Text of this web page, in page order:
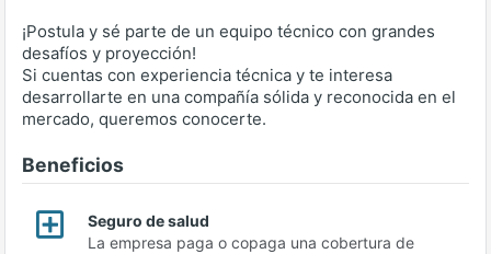
¡Postula y sé parte de un equipo técnico con grandes
desafíos y proyección!
Si cuentas con experiencia técnica y te interesa
desarrollarte en una compañía sólida y reconocida en el
mercado, queremos conocerte.
Beneficios
Seguro de salud
La empresa paga o copaga una cobertura de